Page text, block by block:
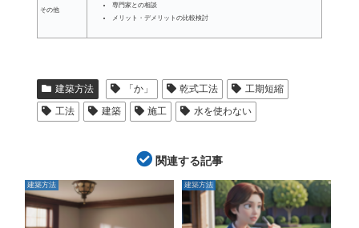
その他
専門家との相談
メリット・デメリットの比較検討
建築方法 「か」 乾式工法
工期短縮
工法
建築 施工 水を使わない
関連する記事
建築方法 建築方法